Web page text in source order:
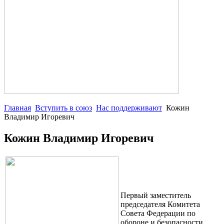
Главная Вступить в союз Нас поддерживают Кожин
Владимир Игоревич
Кожин Владимир Игоревич
Первый заместитель
председателя Комитета
Совета Федерации по
обороне и безопасности